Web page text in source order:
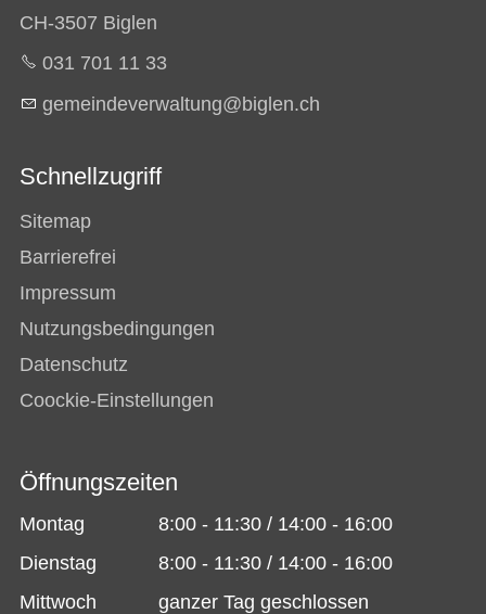
CH-3507 Biglen
031 701 11 33
g m nd v rw lt ng b gl n ch
Schnellzugriff
Sitemap
Barrierefrei
Impressum
Nutzungsbedingungen
Datenschutz
Coockie-Einstellungen
Öffnungszeiten
Montag
8:00 - 11:30 / 14:00 - 16:00
Dienstag
8:00 - 11:30 / 14:00 - 16:00
Mittwoch
ganzer Tag geschlossen